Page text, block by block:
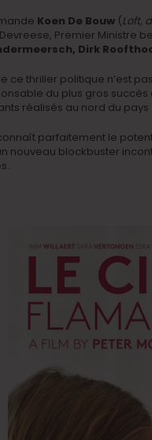
Koen De Bouw (Loft,
Premier Ministre
Dirk
ce thriller politique n’est
du plus gros
réalisés au nord du pays
connaît parfaitement le
nouveau blockbuster